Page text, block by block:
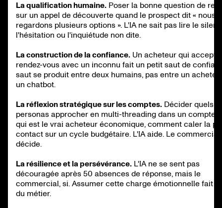
La qualification humaine. Poser la bonne question de
sur un appel de découverte quand le prospect dit « nous
regardons plusieurs options ». L'IA ne sait pas lire le
l'hésitation ou l'inquiétude non dite.
La construction de la confiance. Un acheteur qui accepte
rendez-vous avec un inconnu fait un petit saut de
saut se produit entre deux humains, pas entre un
un chatbot.
La réflexion stratégique sur les comptes. Décider quels
personas approcher en multi-threading dans un compte
qui est le vrai acheteur économique, comment caler la
contact sur un cycle budgétaire. L'IA aide. Le commercial
décide.
La résilience et la persévérance. L'IA ne se sent pas
découragée après 50 absences de réponse, mais le
commercial, si. Assumer cette charge émotionnelle fait
du métier.